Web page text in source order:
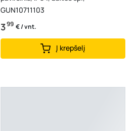
GUN10711103
399 € / vnt.
Į krepšelį